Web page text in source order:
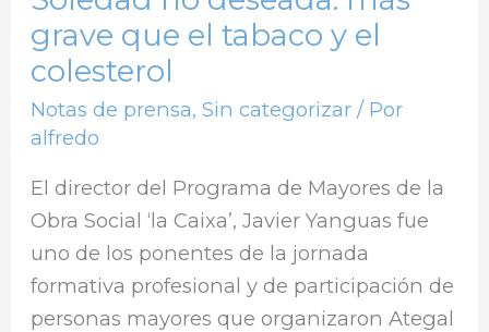
grave que el tabaco y el
colesterol
Notas de prensa,Sin categorizar / Por
alfredo
El director del Programa de Mayores de la
Obra Social ‘la Caixa’, Javier Yanguas fue
uno de los ponentes de la jornada
formativa profesional y de participación de
personas mayores que organizaron Ategal